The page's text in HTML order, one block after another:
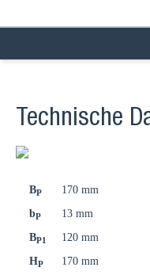
Technische
BP
170 mm
bP
13 mm
BP1
120 mm
HP
170 mm